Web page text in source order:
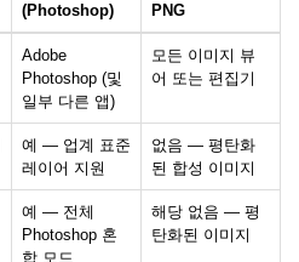
(Photoshop)
PNG
Adobe
Photoshop (및
일부 다른 앱)
모든 이미지 뷰
어 또는 편집기
예 — 업계 표준
레이어 지원
없음 — 평탄화
된 합성 이미지
예 — 전체
Photoshop 혼
합 모드
해당 없음 — 평
탄화된 이미지